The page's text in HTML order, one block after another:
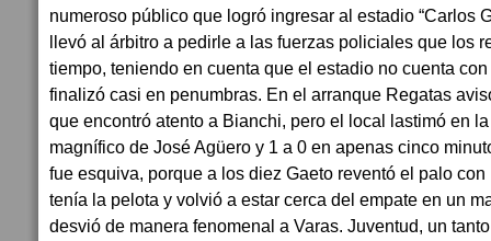
numeroso público que logró ingresar al estadio “Carlos
llevó al árbitro a pedirle a las fuerzas policiales que los
tiempo, teniendo en cuenta que el estadio no cuenta
finalizó casi en penumbras. En el arranque Regatas
que encontró atento a Bianchi, pero el local lastimó en
magnífico de José Agüero y 1 a 0 en apenas cinco
fue esquiva, porque a los diez Gaeto reventó el palo
tenía la pelota y volvió a estar cerca del empate en un
desvió de manera fenomenal a Varas. Juventud, un